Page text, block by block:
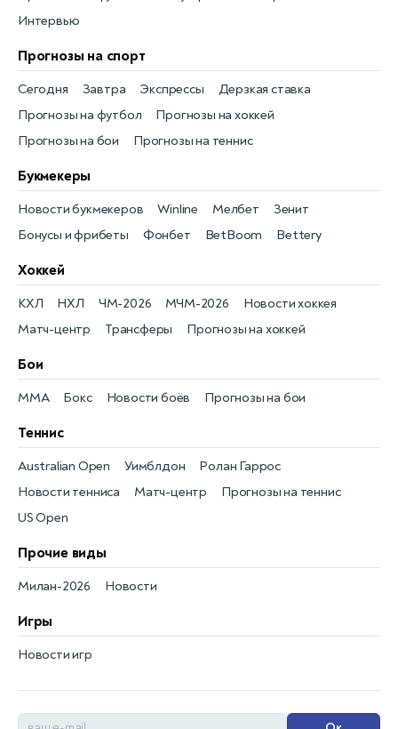
Интервью
Прогнозы на спорт
Прогнозы на футбол
Сегодня
Прогнозы на хоккей
Завтра
Прогнозы на бои
Экспрессы
Прогнозы на теннис
Дерзкая ставка
Букмекеры
Бонусы и фрибеты
Новости букмекеров
Фонбет
Winline
BetBoom
Мелбет
Bettery
Зенит
Хоккей
Новости хоккея
КХЛ
Матч-центр
НХЛ
Трансферы
ЧМ-2026
Прогнозы на хоккей
МЧМ-2026
Бои
Новости боёв
MMA Прогнозы на бои
Бокс
Теннис
Новости тенниса
Australian Open
Матч-центр
Уимблдон
Прогнозы на теннис
Ролан Гаррос
US Open
Прочие виды
Новости
Милан-2026
Игры
Новости игр